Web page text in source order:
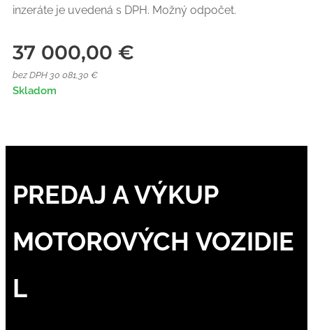
inzeráte je uvedená s DPH. Možný odpočet.
37 000,00 €
bez DPH 30 081,30 €
Skladom
PREDAJ A VÝKUP
MOTOROVÝCH VOZIDIE
L